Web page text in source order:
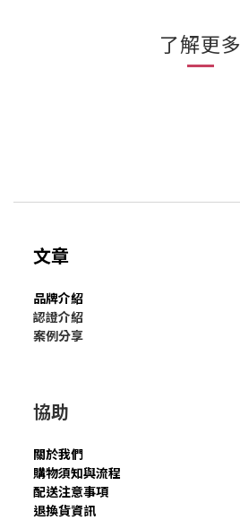
了解更多
文章
品牌介紹
認證介紹
案例分享
協助
關於我們
購物須知與流程
配送注意事項
退換貨資訊